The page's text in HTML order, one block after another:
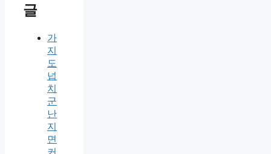
글
가
지
도
넙
치
군
난
지
면